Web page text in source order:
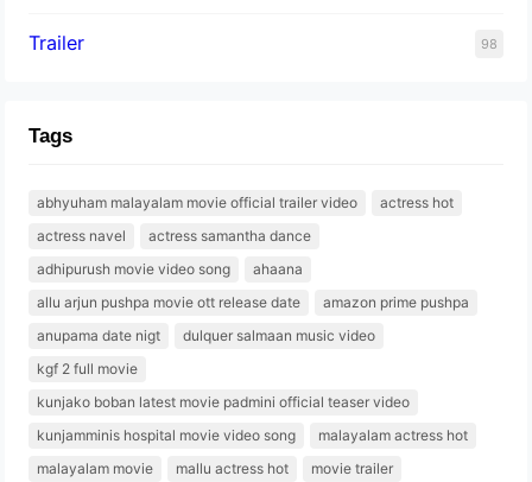
Trailer 98
Tags
abhyuham malayalam movie official trailer video
actress hot
actress navel
actress samantha dance
adhipurush movie video song
ahaana
allu arjun pushpa movie ott release date
amazon prime pushpa
anupama date nigt
dulquer salmaan music video
kgf 2 full movie
kunjako boban latest movie padmini official teaser video
kunjamminis hospital movie video song
malayalam actress hot
malayalam movie
mallu actress hot
movie trailer